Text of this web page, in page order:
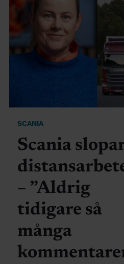
SCANIA
Scania
– ”Aldrig
tidigare så
många